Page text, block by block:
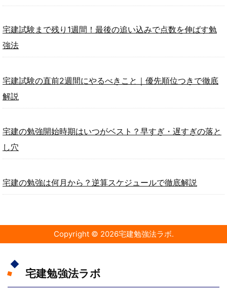
宅建試験まで残り1週間！最後の追い込みで点数を伸ばす勉
強法
宅建試験の直前2週間にやるべきこと｜優先順位つきで徹底
解説
宅建の勉強開始時期はいつがベスト？早すぎ・遅すぎの落と
し穴
宅建の勉強は何月から？逆算スケジュールで徹底解説
Copyright © 2026宅建勉強法ラボ.
宅建勉強法ラボ